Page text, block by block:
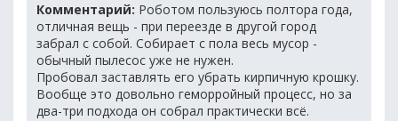
Комментарий: Роботом пользуюсь полтора года,
отличная вещь - при переезде в другой город
забрал с собой. Собирает с пола весь мусор -
обычный пылесос уже не нужен.
Пробовал заставлять его убрать кирпичную крошку.
Вообще это довольно геморройный процесс, но за
два-три подхода он собрал практически всё.